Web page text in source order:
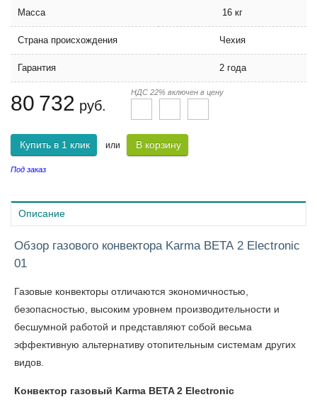
Масса 16 кг
Страна происхождения Чехия
Гарантия 2 года
80 732 руб.
НДС 22% включен в цену
Купить в 1 клик или В корзину
Под заказ
Описание
Обзор газового конвектора Karma BETA 2 Electronic
01
Газовые конвекторы отличаются экономичностью,
безопасностью, высоким уровнем производительности и
бесшумной работой и представляют собой весьма
эффективную альтернативу отопительным системам других
видов.
Конвектор газовый Karma BETA 2 Electronic